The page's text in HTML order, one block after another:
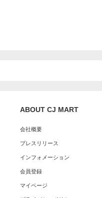
ABOUT CJ MART
会社概要
プレスリリース
インフォメーション
会員登録
マイページ